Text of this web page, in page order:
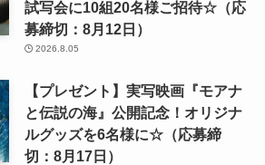
試写会に10組20名様ご招待☆（応
募締切：8月12日）
2026.8.05
【プレゼント】実写映画『モアナ
と伝説の海』公開記念！オリジナ
ルグッズを6名様に☆（応募締
切：8月17日）